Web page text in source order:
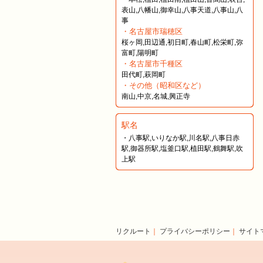
表山,八幡山,御幸山,八事天道,八事山,八
事
・名古屋市瑞穂区
桜ヶ岡,田辺通,初日町,春山町,松栄町,弥
富町,陽明町
・名古屋市千種区
田代町,萩岡町
・その他（昭和区など）
南山,中京,名城,興正寺
駅名
・八事駅,いりなか駅,川名駅,八事日赤
駅,御器所駅,塩釜口駅,植田駅,鶴舞駅,吹
上駅
リクルート ｜ プライバシーポリシー ｜ サイト